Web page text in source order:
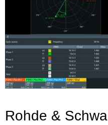
Rohde &